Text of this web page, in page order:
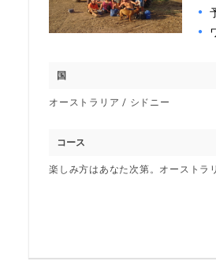
国
オーストラリア / シドニー
コース
楽しみ方はあなた次第。オーストラ